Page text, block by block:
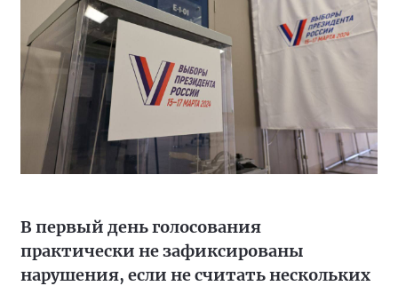
В первый день голосования
практически не зафиксированы
нарушения, если не считать нескольких